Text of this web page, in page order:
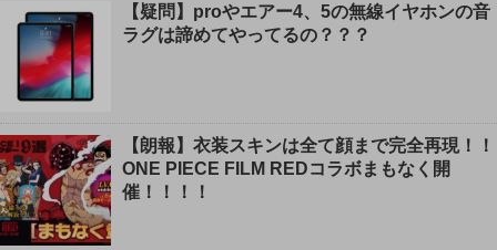
【疑問】proやエアー4、5の無線イヤホンの音
ラグは諦めてやってるの？？？
【朗報】衣装スキンは全て顔まで完全再現！！
ONE PIECE FILM REDコラボまもなく開
催！！！！